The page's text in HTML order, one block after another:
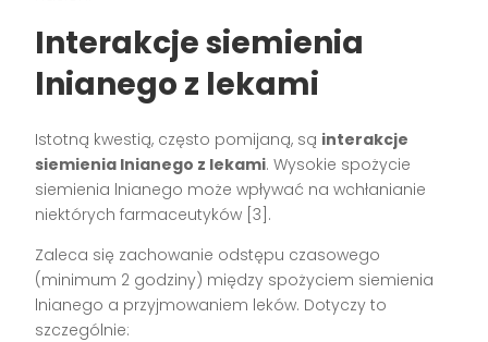
Interakcje siemienia
lnianego z lekami
Istotną kwestią, często pomijaną, są interakcje
siemienia lnianego z lekami. Wysokie spożycie
siemienia lnianego może wpływać na wchłanianie
niektórych farmaceutyków [3].
Zaleca się zachowanie odstępu czasowego
(minimum 2 godziny) między spożyciem siemienia
lnianego a przyjmowaniem leków. Dotyczy to
szczególnie: